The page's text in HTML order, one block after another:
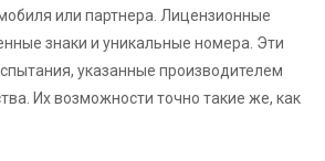
или партнера. Лицензионные
знаки и уникальные номера. Эти
указанные производителем
Их возможности точно такие же, как